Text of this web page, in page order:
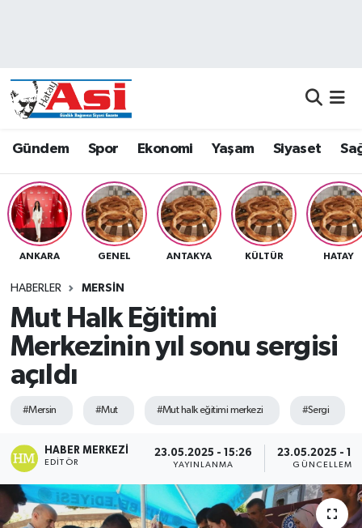
Gündem Spor Ekonomi Yaşam Siyaset
ANKARA GENEL ANTAKYA KÜLTÜR HATAY
HABERLER MERSIN
Mut Halk Eğitimi
Merkezinin yıl sonu sergisi
açıldı
#Mersin #Mut #Mut halk eğitimi merkezi #Sergi
HABER MERKEZI
EDITÖR
23.05.2025 - 15:26
YAYINLANMA
23.05.2025 -
GÜNCELLEME
Dünya
Eğitim
Ekonomi
Gündem
Sağlık
Siyaset
Hava Durumu
Namaz Vakitleri
Trafik Durumu
Süper Lig Puan Durumu ve Fikstür
Son Dakika Haberleri
Haber Arşivi